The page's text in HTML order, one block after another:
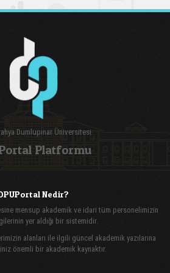
Dumlupınar Üniversitesi
Platformu
Nedir?
mensup akademik ve idari tüm personelimizin
yer aldığı bir sistemidir.
alanları ile ilgili güncel akademik yazılarına
önemli bir akademik kaynaktır.